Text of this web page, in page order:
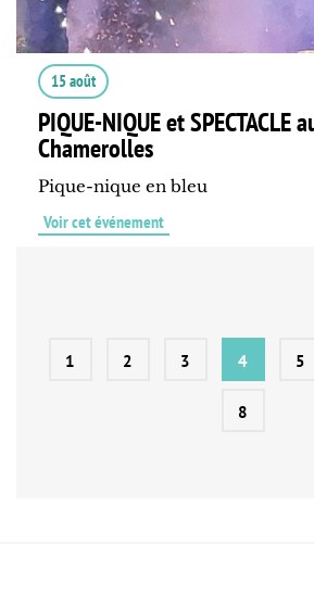
15 août
PIQUE-NIQUE et SPECTACLE
Chamerolles
Pique-nique en bleu
Voir cet événement
1 2 3 4 5
8